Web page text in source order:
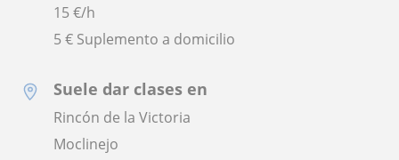
15€/h
5 € Suplemento a domicilio
Suele dar clases en
Rincón de la Victoria
Moclinejo